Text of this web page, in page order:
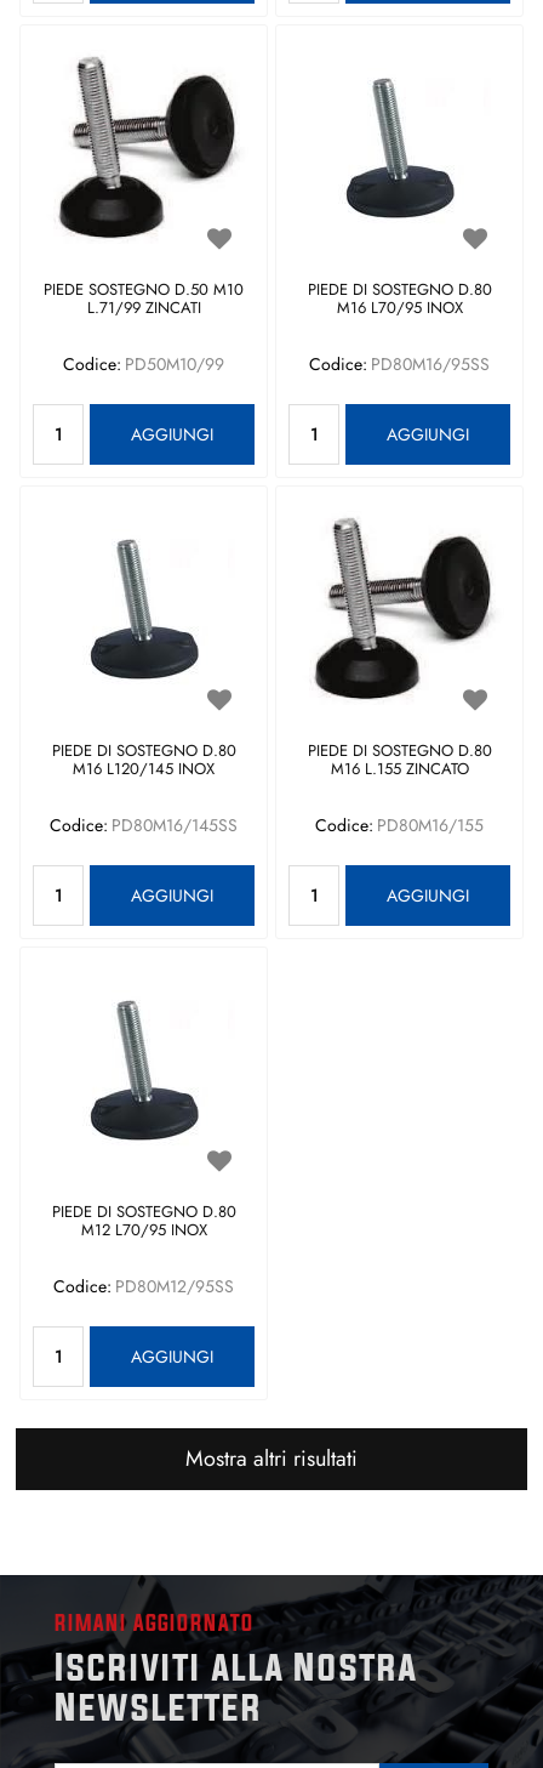
PIEDE SOSTEGNO D.50 M10
L.71/99 ZINCATI
Codice: PD50M10/99
AGGIUNGI
PIEDE DI SOSTEGNO D.80
M16 L70/95 INOX
Codice: PD80M16/95SS
AGGIUNGI
PIEDE DI SOSTEGNO D.80
M16 L120/145 INOX
Codice: PD80M16/145SS
AGGIUNGI
PIEDE DI SOSTEGNO D.80
M16 L.155 ZINCATO
Codice: PD80M16/155
AGGIUNGI
PIEDE DI SOSTEGNO D.80
M12 L70/95 INOX
Codice: PD80M12/95SS
AGGIUNGI
Mostra altri risultati
RIMANI AGGIORNATO
Iscriviti alla Nostra
Newsletter